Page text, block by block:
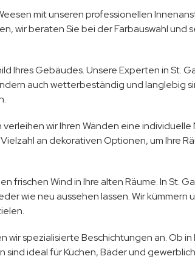
mit unseren professionellen
wir beraten Sie bei der Farbauswahl und
Ihres Gebäudes. Unsere Experten in St.
auch wetterbeständig und langlebig
wir Ihren Wänden eine individuelle
an dekorativen Optionen, um Ihre
frischen Wind in Ihre alten Räume. In St.
wie neu aussehen lassen. Wir kümmern
spezialisierte Beschichtungen an. Ob
ideal für Küchen, Bäder und